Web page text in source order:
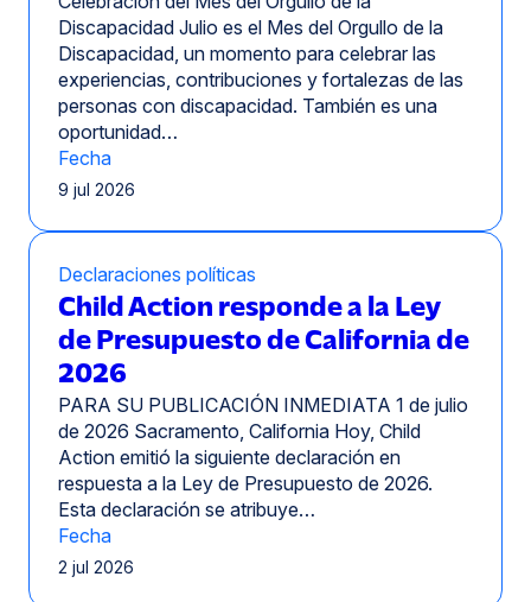
Discapacidad Julio es el Mes del Orgullo de la
Discapacidad, un momento para celebrar las
experiencias, contribuciones y fortalezas de las
personas con discapacidad. También es una
oportunidad…
Fecha
9 jul 2026
Child Action responde a la Ley
de Presupuesto de California de
2026
Declaraciones políticas
PARA SU PUBLICACIÓN INMEDIATA 1 de julio
de 2026 Sacramento, California Hoy, Child
Action emitió la siguiente declaración en
respuesta a la Ley de Presupuesto de 2026.
Esta declaración se atribuye…
Fecha
2 jul 2026